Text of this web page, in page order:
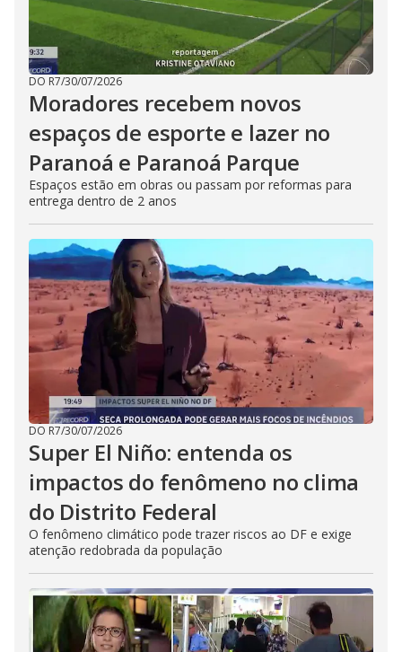
DO R7/30/07/2026
Moradores recebem novos
espaços de esporte e lazer no
Paranoá e Paranoá Parque
Espaços estão em obras ou passam por reformas para
entrega dentro de 2 anos
DO R7/30/07/2026
Super El Niño: entenda os
impactos do fenômeno no clima
do Distrito Federal
O fenômeno climático pode trazer riscos ao DF e exige
atenção redobrada da população